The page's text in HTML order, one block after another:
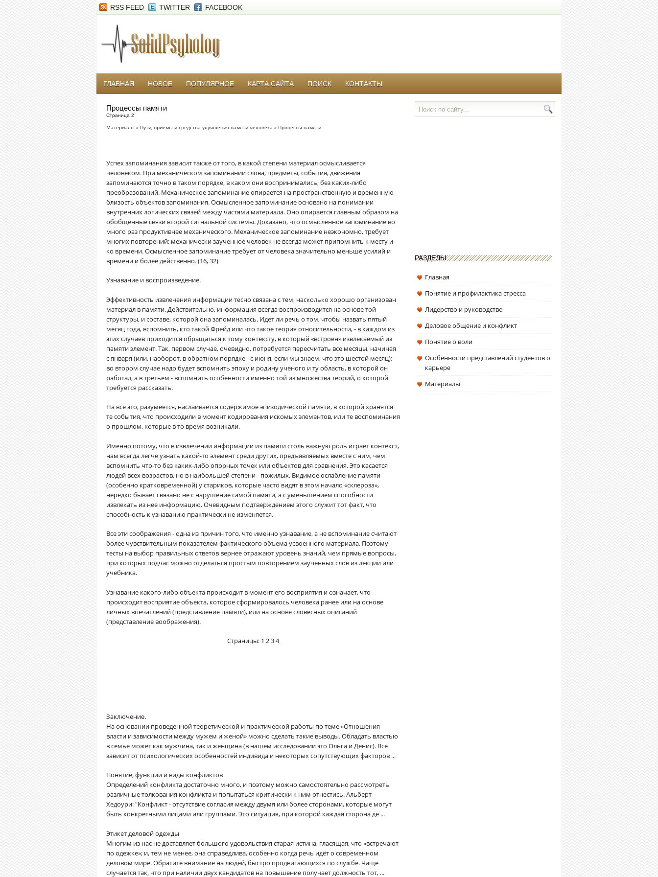
RSS FEED TWITTER FACEBOOK
ГЛАВНАЯ НОВОЕ ПОПУЛЯРНОЕ КАРТА САЙТА ПОИСК КОНТАКТЫ
Процессы памяти
Страница 2
Материалы » Пути, приёмы и средства улучшения памяти человека » Процессы памяти
Успех запоминания зависит также от того, в какой степени материал осмысливается
человеком. При механическом запоминании слова, предметы, события, движения
запоминаются точно в таком порядке, в каком они воспринимались, без каких-либо
преобразований. Механическое запоминание опирается на пространственную и временную
близость объектов запоминания. Осмысленное запоминание основано на понимании
внутренних логических связей между частями материала. Оно опирается главным образом на
обобщенные связи второй сигнальной системы. Доказано, что осмысленное запоминание во
много раз продуктивнее механического. Механическое запоминание неэкономно, требует
многих повторений; механически заученное человек не всегда может припомнить к месту и
ко времени. Осмысленное запоминание требует от человека значительно меньше усилий и
времени и более действенно. (16, 32)
Узнавание и воспроизведение.
Эффективность извлечения информации тесно связана с тем, насколько хорошо организован
материал в памяти. Действительно, информация всегда воспроизводится на основе той
структуры, и составе, которой она запоминалась. Идет ли речь о том, чтобы назвать пятый
месяц года, вспомнить, кто такой Фрейд или что такое теория относительности, - в каждом из
этих случаев приходится обращаться к тому контексту, в который «встроен» извлекаемый из
памяти элемент. Так, первом случае, очевидно, потребуется пересчитать все месяцы, начиная
с января (или, наоборот, в обратном порядке - с июня, если мы знаем, что это шестой месяц);
во втором случае надо будет вспомнить эпоху и родину ученого и ту область, в которой он
работал, а в третьем - вспомнить особенности именно той из множества теорий, о которой
требуется рассказать.
На все это, разумеется, наслаивается содержимое эпизодической памяти, в которой хранятся
те события, что происходили в момент кодирования искомых элементов, или те воспоминания
о прошлом, которые в то время возникали.
Именно потому, что в извлечении информации из памяти столь важную роль играет контекст,
нам всегда легче узнать какой-то элемент среди других, предъявляемых вместе с ним, чем
вспомнить что-то без каких-либо опорных точек или объектов для сравнения. Это касается
людей всех возрастов, но в наибольшей степени - пожилых. Видимое ослабление памяти
(особенно кратковременной) у стариков, которые часто видят в этом начало «склероза»,
нередко бывает связано не с нарушение самой памяти, а с уменьшением способности
извлекать из нее информацию. Очевидным подтверждением этого служит тот факт, что
способность к узнаванию практически не изменяется.
Все эти соображения - одна из причин того, что именно узнавание, а не вспоминание считают
более чувствительным показателем фактического объема усвоенного материала. Поэтому
тесты на выбор правильных ответов вернее отражают уровень знаний, чем прямые вопросы,
при которых подчас можно отделаться простым повторением заученных слов из лекции или
учебника.
Узнавание какого-либо объекта происходит в момент его восприятия и означает, что
происходит восприятие объекта, которое сформировалось человека ранее или на основе
личных впечатлений (представление памяти), или на основе словесных описаний
(представление воображения).
Страницы: 1 234
Заключение.
На основании проведенной теоретической и практической работы по теме «Отношения
власти и зависимости между мужем и женой» можно сделать такие выводы. Обладать властью
в семье может как мужчина, так и женщина (в нашем исследовании это Ольга и Денис). Все
зависит от психологических особенностей индивида и некоторых сопутствующих факторов ...
Понятие, функции и виды конфликтов
Определений конфликта достаточно много, и поэтому можно самостоятельно рассмотреть
различные толкования конфликта и попытаться критически к ним отнестись. Альберт
Хедоури: "Конфликт - отсутствие согласия между двумя или более сторонами, которые могут
быть конкретными лицами или группами. Это ситуация, при которой каждая сторона де ...
Этикет деловой одежды
Многим из нас не доставляет большого удовольствия старая истина, гласящая, что «встречают
по одежке»; и, тем не менее, она справедлива, особенно когда речь идёт о современном
деловом мире. Обратите внимание на людей, быстро продвигающихся по службе. Чаще
случается так, что при наличии двух кандидатов на повышение получает должность тот, ...
РАЗДЕЛЫ
Главная
Понятие и профилактика стресса
Лидерство и руководство
Деловое общение и конфликт
Понятие о воли
Особенности представлений студентов о
карьере
Материалы